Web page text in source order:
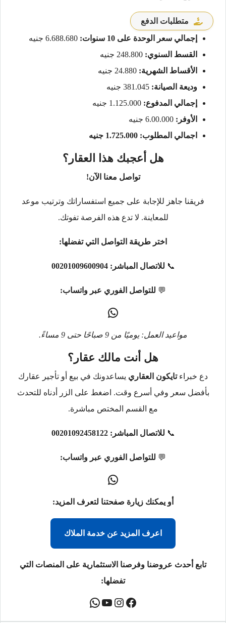
متطلبات الدفع
إجمالي سعر الوحدة على 10 سنوات:
القسط السنوي:
الأقساط الشهرية:
وديعة الصيانة:
إجمالي المدفوع: 1.125.000 جنيه
الأوفر:
اجمالي المطلوب: 1.725.000 جنيه
هل أعجبك هذا العقار؟
تواصل معنا الآن!
فريقنا جاهز للإجابة على جميع استفساراتك وترتيب موعد
للمعاينة. لا تدع هذه الفرصة تفوتك.
اختر طريقة التواصل التي تفضلها:
📞 للاتصال المباشر: 00201009600904
💬 للتواصل الفوري عبر واتساب:
مواعيد العمل: يوميًا من 9 صباحًا حتى 9 مساءً.
هل أنت مالك عقار؟
دع خبراءتايكون العقاري يساعدونك في بيع أو تأجير عقارك
بأفضل سعر وفي أسرع وقت. اضغط على الزر أدناه للتحدث
مع القسم المختص مباشرة.
📞 للاتصال المباشر: 00201092458122
💬 للتواصل الفوري عبر واتساب:
أو يمكنك زيارة صفحتنا لتعرف المزيد:
اعرف المزيد عن خدمة الملاك
تابع أحدث عروضنا وفرصنا الاستثمارية على المنصات التي
تفضلها: